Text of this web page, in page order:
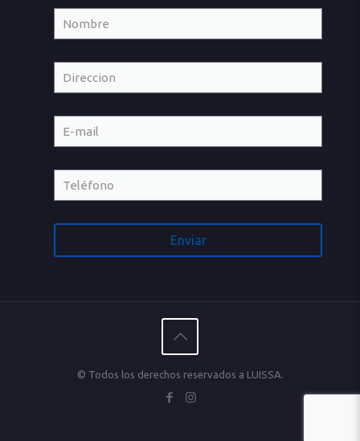
© Todos los derechos reservados a LUISSA.